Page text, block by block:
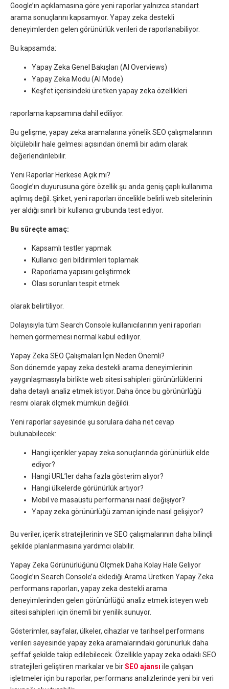
Google’ın açıklamasına göre yeni raporlar yalnızca standart
arama sonuçlarını kapsamıyor. Yapay zeka destekli
deneyimlerden gelen görünürlük verileri de raporlanabiliyor.
Bu kapsamda:
Yapay Zeka Genel Bakışları (AI Overviews)
Yapay Zeka Modu (AI Mode)
Keşfet içerisindeki üretken yapay zeka özellikleri
raporlama kapsamına dahil ediliyor.
Bu gelişme, yapay zeka aramalarına yönelik SEO çalışmalarının
ölçülebilir hale gelmesi açısından önemli bir adım olarak
değerlendirilebilir.
Yeni Raporlar Herkese Açık mı?
Google’ın duyurusuna göre özellik şu anda geniş çaplı kullanıma
açılmış değil. Şirket, yeni raporları öncelikle belirli web sitelerinin
yer aldığı sınırlı bir kullanıcı grubunda test ediyor.
Bu süreçte amaç:
Kapsamlı testler yapmak
Kullanıcı geri bildirimleri toplamak
Raporlama yapısını geliştirmek
Olası sorunları tespit etmek
olarak belirtiliyor.
Dolayısıyla tüm Search Console kullanıcılarının yeni raporları
hemen görmemesi normal kabul ediliyor.
Yapay Zeka SEO Çalışmaları İçin Neden Önemli?
Son dönemde yapay zeka destekli arama deneyimlerinin
yaygınlaşmasıyla birlikte web sitesi sahipleri görünürlüklerini
daha detaylı analiz etmek istiyor. Daha önce bu görünürlüğü
resmi olarak ölçmek mümkün değildi.
Yeni raporlar sayesinde şu sorulara daha net cevap
bulunabilecek:
Hangi içerikler yapay zeka sonuçlarında görünürlük elde
ediyor?
Hangi URL’ler daha fazla gösterim alıyor?
Hangi ülkelerde görünürlük artıyor?
Mobil ve masaüstü performansı nasıl değişiyor?
Yapay zeka görünürlüğü zaman içinde nasıl gelişiyor?
Bu veriler, içerik stratejilerinin ve SEO çalışmalarının daha bilinçli
şekilde planlanmasına yardımcı olabilir.
Yapay Zeka Görünürlüğünü Ölçmek Daha Kolay Hale Geliyor
Google’ın Search Console’a eklediği Arama Üretken Yapay Zeka
performans raporları, yapay zeka destekli arama
deneyimlerinden gelen görünürlüğü analiz etmek isteyen web
sitesi sahipleri için önemli bir yenilik sunuyor.
Gösterimler, sayfalar, ülkeler, cihazlar ve tarihsel performans
verileri sayesinde yapay zeka aramalarındaki görünürlük daha
şeffaf şekilde takip edilebilecek. Özellikle yapay zeka odaklı SEO
stratejileri geliştiren markalar ve birSEO ajansı ile çalışan
işletmeler için bu raporlar, performans analizlerinde yeni bir veri